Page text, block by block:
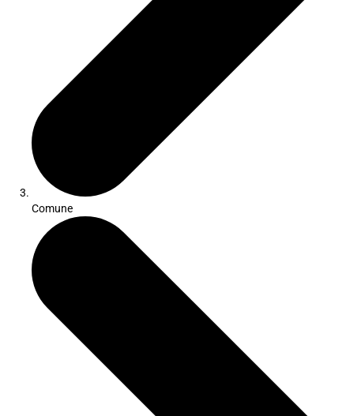
Comune